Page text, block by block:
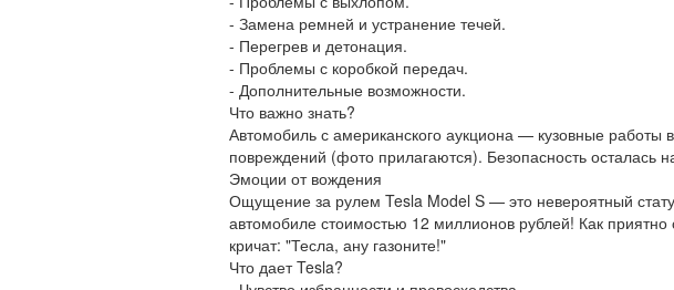
- Замена ремней и устранение течей.
- Перегрев и детонация.
- Проблемы с коробкой передач.
- Дополнительные возможности.
Что важно знать?
Автомобиль с американского аукциона — кузовные работы
повреждений (фото прилагаются). Безопасность осталась
Эмоции от вождения
Ощущение за рулем Tesla Model S — это невероятный
автомобиле стоимостью 12 миллионов рублей! Как
кричат: "Тесла, ану газоните!"
Что дает Tesla?